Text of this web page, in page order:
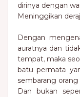
dirinya dengan
Meninggikan
Dengan
auratnya dan
tempat, maka
batu permata
sembarang
Dan bukan